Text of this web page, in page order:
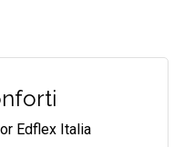
Edflex Italia